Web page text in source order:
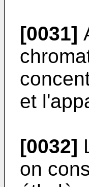
[0031]
et
[0032]
on